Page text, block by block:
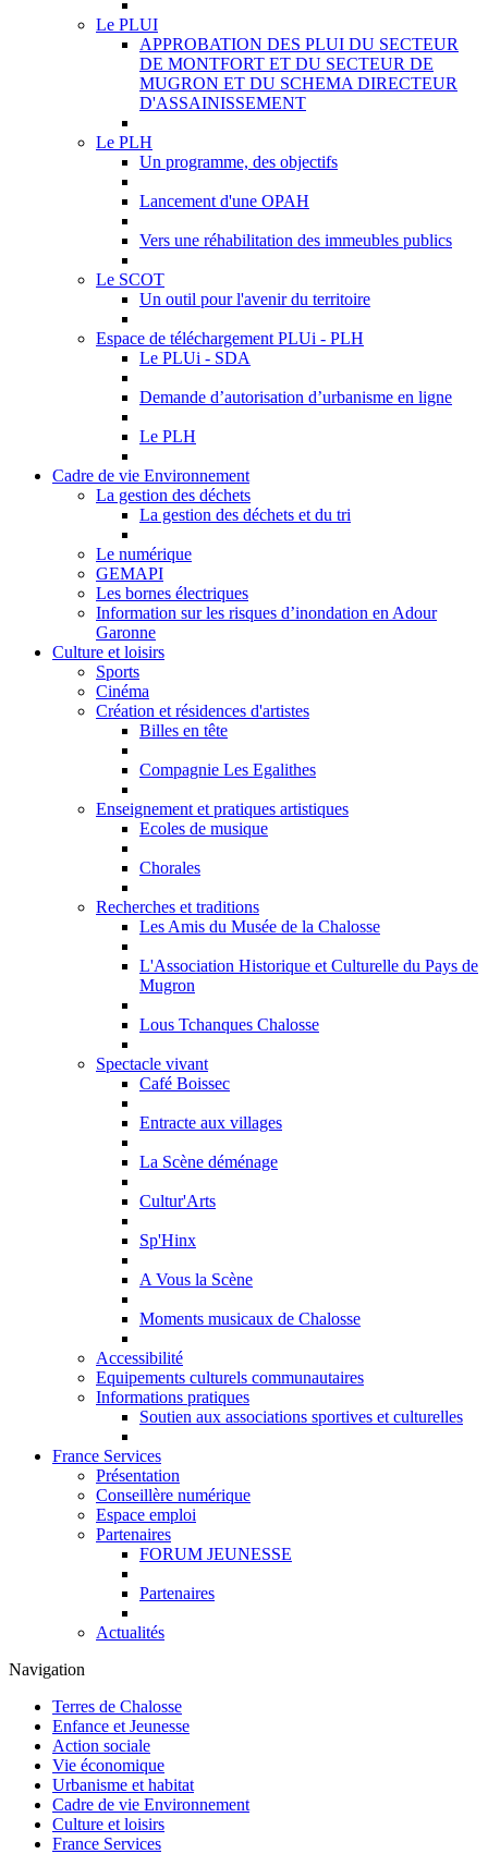
Le PLUI
APPROBATION DES PLUI DU SECTEUR
DE MONTFORT ET DU SECTEUR DE
MUGRON ET DU SCHEMA DIRECTEUR
D'ASSAINISSEMENT
Le PLH
Un programme, des objectifs
Lancement d'une OPAH
Vers une réhabilitation des immeubles publics
Le SCOT
Un outil pour l'avenir du territoire
Espace de téléchargement PLUi - PLH
Le PLUi - SDA
Demande d’autorisation d’urbanisme en ligne
Le PLH
Cadre de vie Environnement
La gestion des déchets
La gestion des déchets et du tri
Le numérique
GEMAPI
Les bornes électriques
Information sur les risques d’inondation en Adour
Garonne
Culture et loisirs
Sports
Cinéma
Création et résidences d'artistes
Billes en tête
Compagnie Les Egalithes
Enseignement et pratiques artistiques
Ecoles de musique
Chorales
Recherches et traditions
Les Amis du Musée de la Chalosse
L'Association Historique et Culturelle du Pays de
Mugron
Lous Tchanques Chalosse
Spectacle vivant
Café Boissec
Entracte aux villages
La Scène déménage
Cultur'Arts
Sp'Hinx
A Vous la Scène
Moments musicaux de Chalosse
Accessibilité
Equipements culturels communautaires
Informations pratiques
Soutien aux associations sportives et culturelles
France Services
Présentation
Conseillère numérique
Espace emploi
Partenaires
FORUM JEUNESSE
Partenaires
Actualités
Navigation
Terres de Chalosse
Enfance et Jeunesse
Action sociale
Vie économique
Urbanisme et habitat
Cadre de vie Environnement
Culture et loisirs
France Services